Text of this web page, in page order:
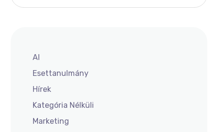
AI
Esettanulmány
Hírek
Kategória Nélküli
Marketing